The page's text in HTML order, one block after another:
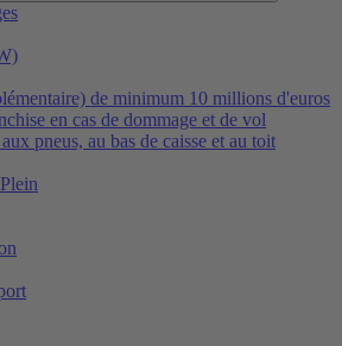
de minimum 10 millions d'euros
en cas de dommage et de vol
pneus, au bas de caisse et au toit